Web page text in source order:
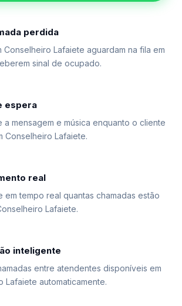
perdida
Conselheiro Lafaiete aguardam na fila em
sinal de ocupado.
espera
a mensagem e música enquanto o cliente
Conselheiro Lafaiete.
real
em tempo real quantas chamadas estão
Lafaiete.
inteligente
entre atendentes disponíveis em
Lafaiete automaticamente.